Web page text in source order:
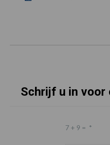
Schrijf u in voor
7 + 9 = *